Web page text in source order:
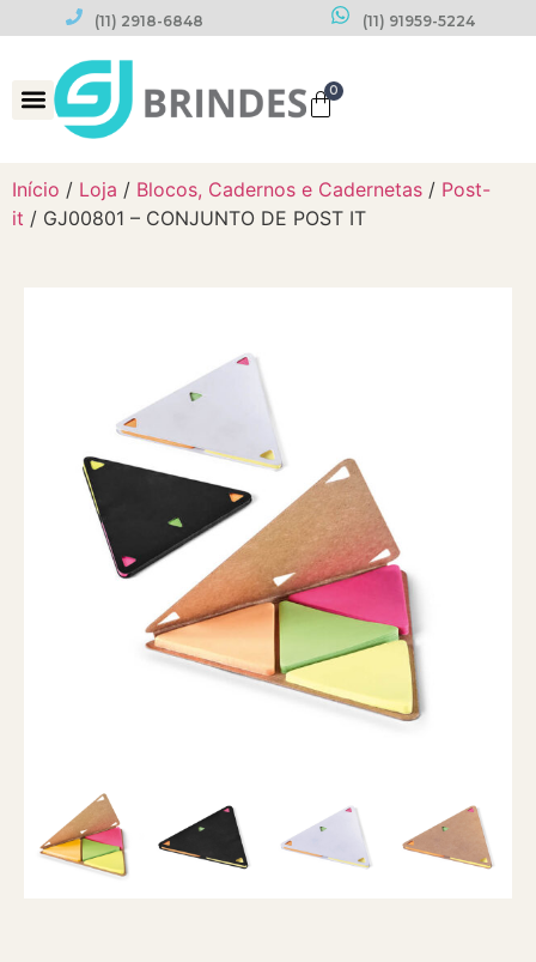
(11) 2918-6848 (11) 91959-5224
0
Início / Loja / Blocos, Cadernos e Cadernetas / Post-
it / GJ00801 – CONJUNTO DE POST IT